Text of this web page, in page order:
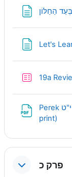
הַחַלּוֹן
Perek י"ט - Crossword Review (Download and
print)
פרק כ